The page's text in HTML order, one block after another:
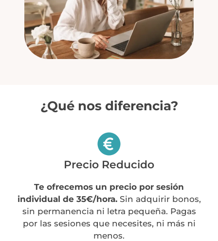
¿Qué nos diferencia?
Precio Reducido
Te ofrecemos un precio por sesión
individual de 35€/hora.Sin adquirir bonos,
sin permanencia ni letra pequeña. Pagas
por las sesiones que necesites, ni más ni
menos.